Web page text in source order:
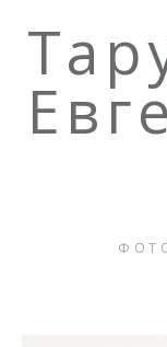
Обо Мне
Каталог Картин
Контакты